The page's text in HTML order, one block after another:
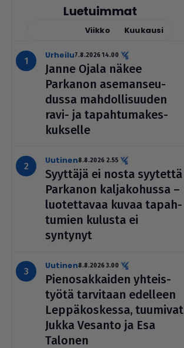
Luetuimmat
Viikko Kuukausi
urheilu7.8.2026 14.00
Janne Ojala näkee
Parkanon ase­man­seu­
dussa mah­dol­li­suu­den
ravi- ja tapah­tu­ma­kes­
kuk­selle
uutinen8.8.2026 2.55
Syyttäjä ei nosta syytettä
Parkanon kal­ja­ko­hussa –
luo­tet­ta­vaa kuvaa tapah­
tu­mien kulusta ei
syntynyt
uutinen8.8.2026 3.00
Pie­no­sak­kai­den yhteis­
työtä tarvitaan edelleen
Lep­pä­kos­kessa, tuumivat
Jukka Vesanto ja Esa
Talonen